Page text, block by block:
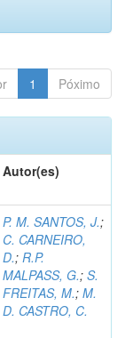
1 Póximo
Autor(es)
P. M. SANTOS, J.;
C. CARNEIRO,
D.; R.P.
MALPASS, G.; S.
FREITAS, M.; M.
D. CASTRO, C.